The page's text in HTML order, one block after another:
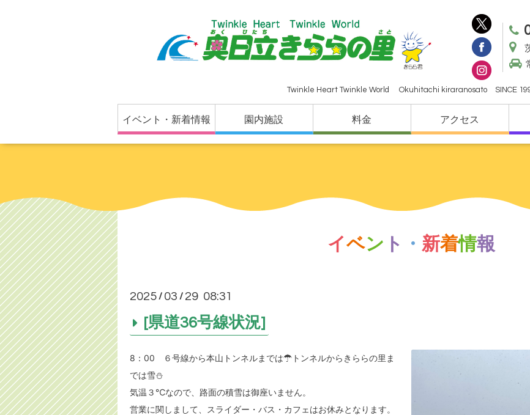
Twinkle Heart Twinkle World Okuhitachi kiraranosato SINCE
イベント・新着情報 園内施設 料金 アクセス
イベン ト ・ 新着情報
2025 / 03 / 29 08:31
[県道36号線状況]
8：00 ６号線から本山トンネルまでは☂トンネルからきららの里ま
では雪⛄
気温３℃なので、路面の積雪は御座いません。
営業に関しまして、スライダー・バス・カフェはお休みとなります。